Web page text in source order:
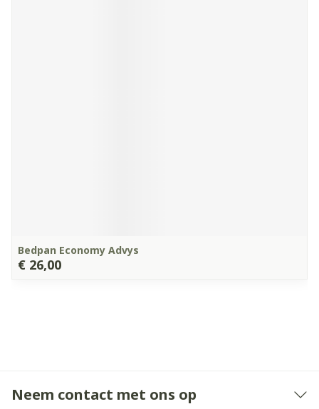
Bedpan Economy Advys
€ 26,00
Neem contact met ons op